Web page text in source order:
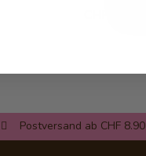
Postversand ab CHF 8.90